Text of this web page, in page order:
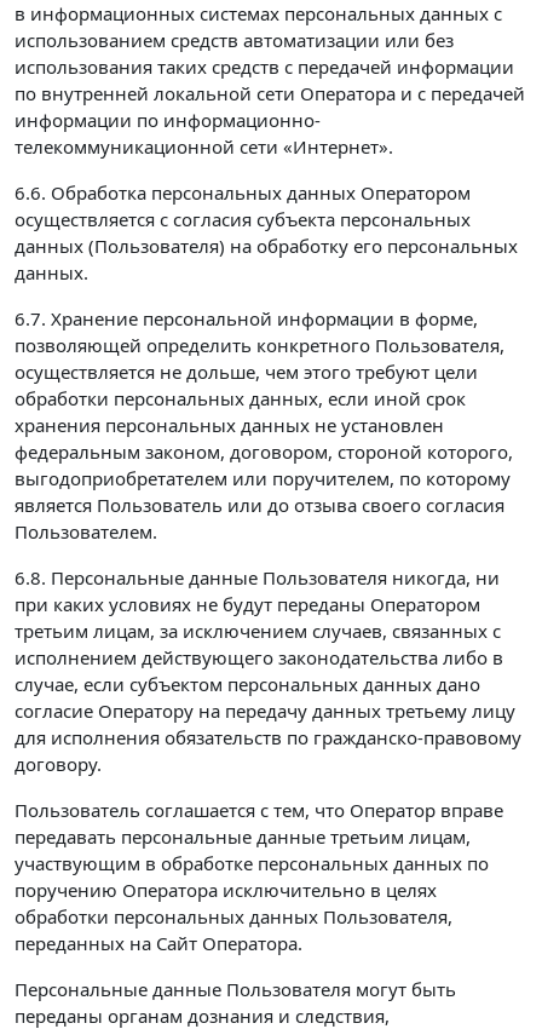
в информационных системах персональных данных с
использованием средств автоматизации или без
использования таких средств с передачей информации
по внутренней локальной сети Оператора и с передачей
информации по информационно-
телекоммуникационной сети «Интернет».
6.6. Обработка персональных данных Оператором
осуществляется с согласия субъекта персональных
данных (Пользователя) на обработку его персональных
данных.
6.7. Хранение персональной информации в форме,
позволяющей определить конкретного Пользователя,
осуществляется не дольше, чем этого требуют цели
обработки персональных данных, если иной срок
хранения персональных данных не установлен
федеральным законом, договором, стороной которого,
выгодоприобретателем или поручителем, по которому
является Пользователь или до отзыва своего согласия
Пользователем.
6.8. Персональные данные Пользователя никогда, ни
при каких условиях не будут переданы Оператором
третьим лицам, за исключением случаев, связанных с
исполнением действующего законодательства либо в
случае, если субъектом персональных данных дано
согласие Оператору на передачу данных третьему лицу
для исполнения обязательств по гражданско-правовому
договору.
Пользователь соглашается с тем, что Оператор вправе
передавать персональные данные третьим лицам,
участвующим в обработке персональных данных по
поручению Оператора исключительно в целях
обработки персональных данных Пользователя,
переданных на Сайт Оператора.
Персональные данные Пользователя могут быть
переданы органам дознания и следствия,